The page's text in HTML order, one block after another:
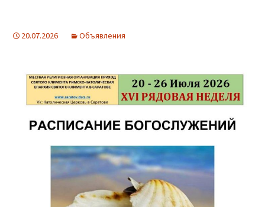
20.07.2026 Объявления